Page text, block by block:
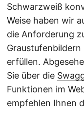
Schwarzweiß
Weise haben wir
die Anforderung
erfüllen.
Sie über die
Funktionen im
empfehlen Ihnen